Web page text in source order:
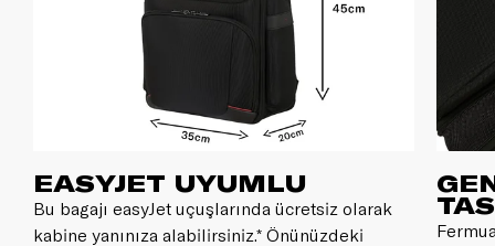
EASYJET UYUMLU
Bu bagajı easyJet uçuşlarında ücretsiz olarak
kabine yanınıza alabilirsiniz.* Önünüzdeki